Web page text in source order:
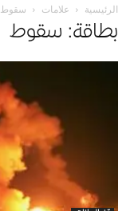
الرئيسية علامات سقوط
بطاقة: سقوط